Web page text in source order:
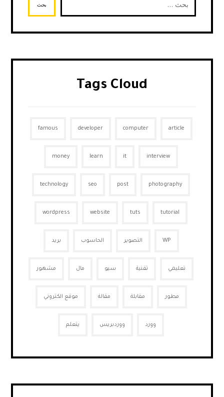
بحث
Tags Cloud
article
computer
developer
famous
interview
it
learn
money
photography
post
seo
technology
tutorial
tuts
website
wordpress
WP التصوير الحاسوب بريد
تعليمي تقنية سيو مال مشهور
مطور مقابلة مقالة موقع الكتروني
وورد ووردبريس يتعلم